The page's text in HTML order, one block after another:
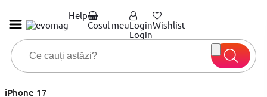
Help
Cosul meuLogin
Login
Wishlist
iPhone 17